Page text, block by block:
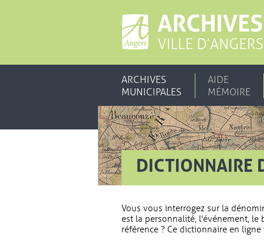
ARCHIVES
MUNICIPALES
AIDE
MÉMOIRE
DICTIONNAIRE
Vous vous interrogez sur la
est la personnalité, l'événement,
référence ? Ce dictionnaire en